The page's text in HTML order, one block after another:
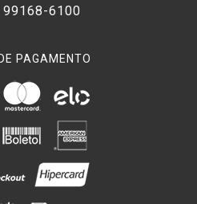
99168-6100
PAGAMENTO